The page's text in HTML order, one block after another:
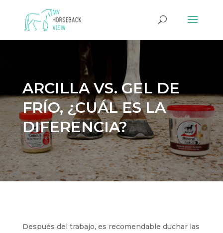
ARCILLA VS. GEL DE
FRÍO, ¿CUÁL ES LA
DIFERENCIA?
Después del trabajo, es recomendable duchar las